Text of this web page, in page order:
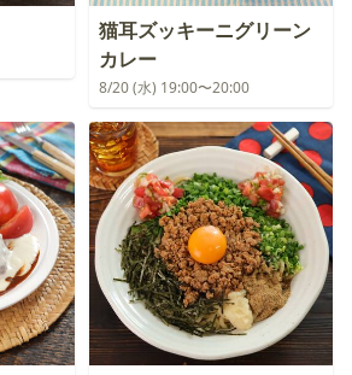
猫耳ズッキーニグリーン
カレー
8/20 (水) 19:00〜20:00